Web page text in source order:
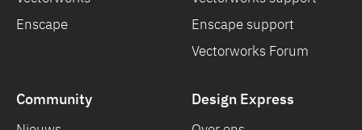
Enscape
Enscape support
Vectorworks Forum
Community Design Express